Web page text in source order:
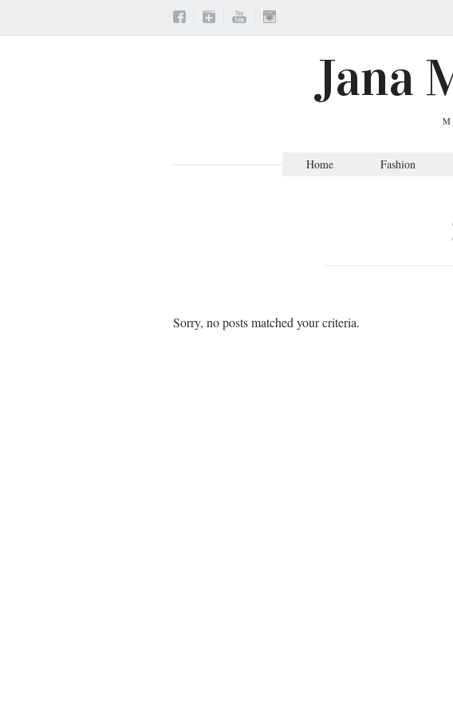
Jana
Home Fashion
Sorry, no posts matched your criteria.